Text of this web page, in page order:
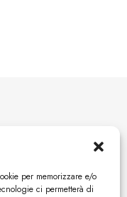
per memorizzare e/o
ci permetterà di